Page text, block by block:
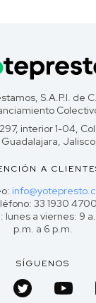
S.A.P.I. de
interior 1-04,
A
33 1930 4700
lunes a viernes: 9
p.m. a 6 p.m.
SÍGUENOS